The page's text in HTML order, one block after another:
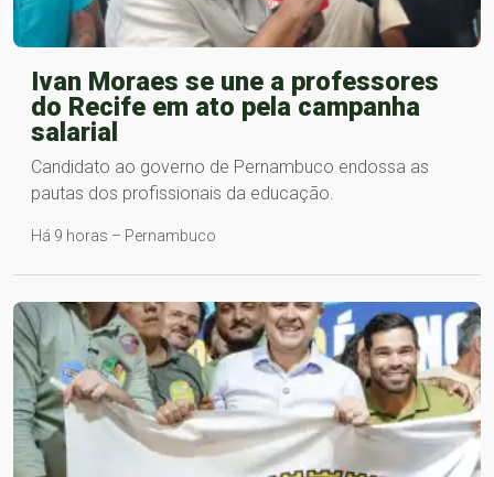
Ivan Moraes se une a professores
do Recife em ato pela campanha
salarial
Candidato ao governo de Pernambuco endossa as
pautas dos profissionais da educação​.
Há 9 horas – Pernambuco